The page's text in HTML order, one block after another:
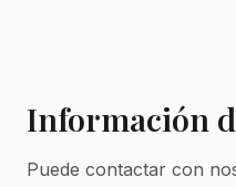
Información
Puede contactar con